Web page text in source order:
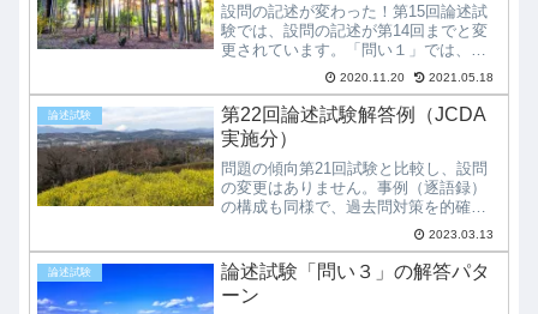
設問の記述が変わった！第15回論述試
験では、設問の記述が第14回までと変
更されています。「問い１」では、解
答条件に「解答用紙に記述する際に
は、使用した指定語句の下に必ずアン
ダーラインを引くこと」が追加されま
した。「問い３」では相談者の問題点...
2020.11.20 2021.05.18
論述試験
第22回論述試験解答例（JCDA
実施分）
問題の傾向第21回試験と比較し、設問
の変更はありません。事例（逐語録）
の構成も同様で、過去問対策を的確に
行えば、減点の少ない解答を記述でき
ると思われます。「問い1」の解き方5
つの指定語句を使用して、事例Ⅰと事
例Ⅱの展開の違いを記述する問題で...
2023.03.13
論述試験
論述試験「問い３」の解答パタ
ーン